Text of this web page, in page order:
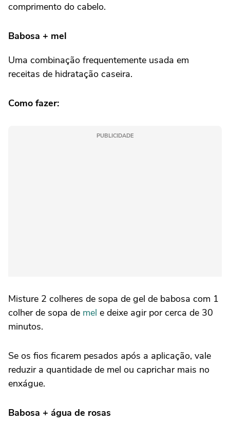
comprimento do cabelo.
Babosa + mel
Uma combinação frequentemente usada em
receitas de hidratação caseira.
Como fazer:
PUBLICIDADE
Misture 2 colheres de sopa de gel de babosa com 1
colher de sopa de mel e deixe agir por cerca de 30
minutos.
Se os fios ficarem pesados após a aplicação, vale
reduzir a quantidade de mel ou caprichar mais no
enxágue.
Babosa + água de rosas